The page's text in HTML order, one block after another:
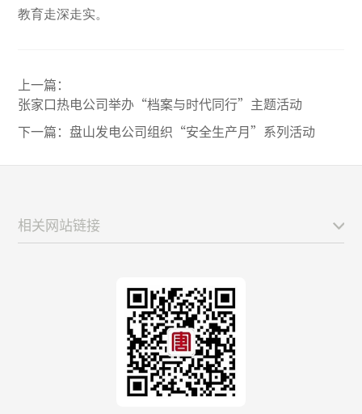
教育走深走实。
上一篇：
张家口热电公司举办“档案与时代同行”主题活动
下一篇：盘山发电公司组织“安全生产月”系列活动
相关网站链接